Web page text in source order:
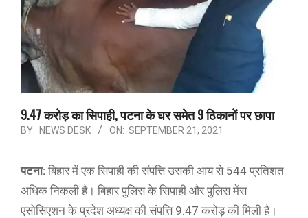
9.47 करोड़ का सिपाही, पटना के घर समेत 9 ठिकानों पर छापा
BY: NEWS DESK ON: SEPTEMBER 21, 2021
पटना: बिहार में एक सिपाही की संपत्ति उसकी आय से 544 प्रतिशत
अधिक निकली है। बिहार पुलिस के सिपाही और पुलिस मेंस
एसोसिएशन के प्रदेश अध्यक्ष की संपत्ति 9.47 करोड़ की मिली है।